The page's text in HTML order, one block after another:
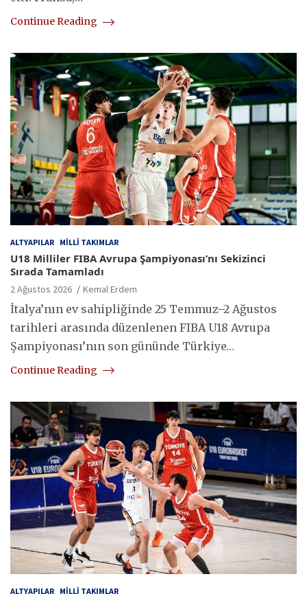
Continue Reading
ALTYAPILAR MILLI TAKIMLAR
U18 Milliler FIBA Avrupa Şampiyonası’nı Sekizinci
Sırada Tamamladı
2 Ağustos 2026 Kemal Erdem
İtalya’nın ev sahipliğinde 25 Temmuz–2 Ağustos
tarihleri arasında düzenlenen FIBA U18 Avrupa
Şampiyonası’nın son gününde Türkiye…
Continue Reading
ALTYAPILAR MILLI TAKIMLAR